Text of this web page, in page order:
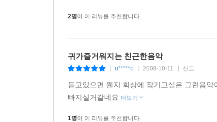
2명이 이 리뷰를 추천합니다.
귀가즐거워지는 친근한음악
u*****o 2008-10-11 신고
듣고있으면 웬지 회상에 잠기고싶은 그런음
빠지실거같네요 더보기
1명이 이 리뷰를 추천합니다.